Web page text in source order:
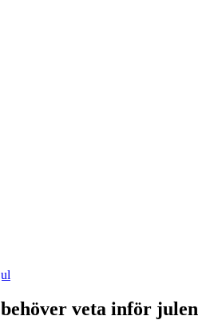
veta inför julen